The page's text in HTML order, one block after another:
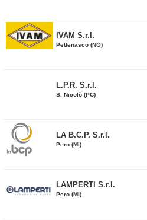
IVAM S.r.l.
Pettenasco (NO)
L.P.R. S.r.l.
S. Nicolò (PC)
LA B.C.P. S.r.l.
Pero (MI)
LAMPERTI S.r.l.
Pero (MI)